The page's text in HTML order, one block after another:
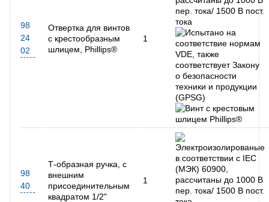
98
24
02
Отвертка для винтов
с крестообразным
шлицем, Phillips®
1
98
40
Т-образная ручка, с
внешним
присоединительным
квадратом 1/2"
1